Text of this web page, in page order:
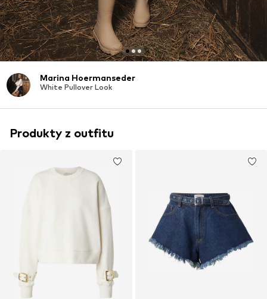
Marina Hoermanseder
White Pullover Look
Produkty z outfitu